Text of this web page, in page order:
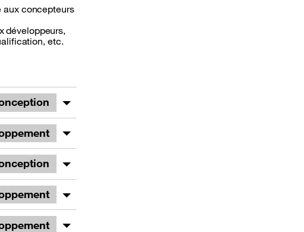
aux concepteurs
développeurs,
etc.